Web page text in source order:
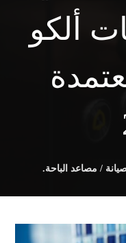
ألكو
/ مصاعد الباحة.